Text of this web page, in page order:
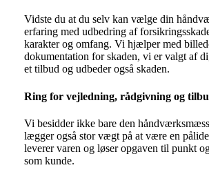
Vidste du at du selv kan vælge din
erfaring med udbedring af
karakter og omfang. Vi hjælper med
dokumentation for skaden, vi er valgt af
et tilbud og udbeder også skaden.
Ring for vejledning, rådgivning og
Vi besidder ikke bare den
lægger også stor vægt på at være en
leverer varen og løser opgaven til punkt
som kunde.